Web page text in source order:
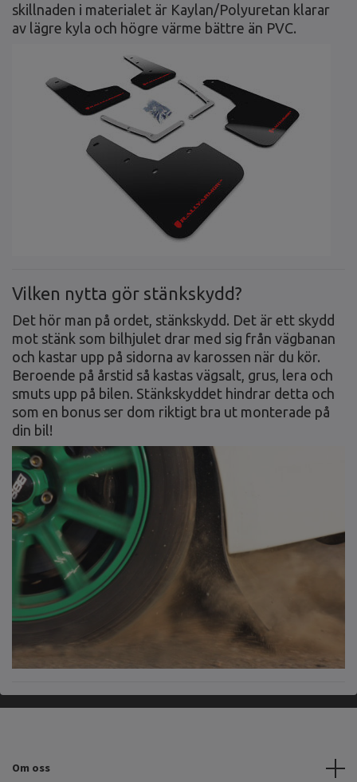
skillnaden i materialet är Kaylan/Polyuretan klarar
av lägre kyla och högre värme bättre än PVC.
Vilken nytta gör stänkskydd?
Det hör man på ordet, stänkskydd. Det är ett skydd
mot stänk som bilhjulet drar med sig från vägbanan
och kastar upp på sidorna av karossen när du kör.
Beroende på årstid så kastas vägsalt, grus, lera och
smuts upp på bilen. Stänkskyddet hindrar detta och
som en bonus ser dom riktigt bra ut monterade på
din bil!
Om oss